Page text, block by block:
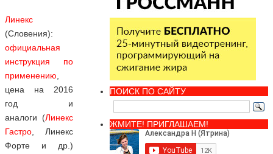
Линекс
(Словения):
официальная
инструкция по
применению
цена на 2016
год и
аналоги (Линекс
Гастро , Линекс
Форте и др.)
ПОИСК ПО САЙТУ
ЖМИТЕ! ПРИГЛАШАЕМ!